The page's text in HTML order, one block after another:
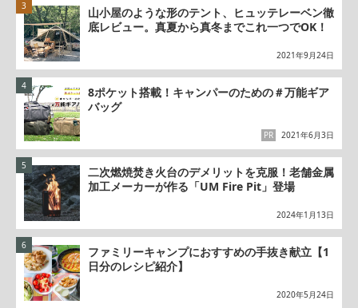
山小屋のような形のテント、ヒュッテレーベン徹
底レビュー。真夏から真冬までこれ一つでOK！
2021年9月24日
8ポケット搭載！キャンパーのための＃万能ギア
バッグ
2021年6月3日
PR
二次燃焼焚き火台のデメリットを克服！老舗金属
加工メーカーが作る「UM Fire Pit」登場
2024年1月13日
ファミリーキャンプにおすすめの手抜き献立【1
日分のレシピ紹介】
2020年5月24日